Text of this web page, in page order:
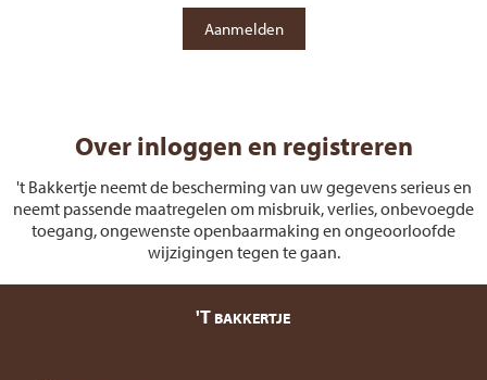
Over inloggen en registreren
't Bakkertje neemt de bescherming van uw gegevens serieus en
neemt passende maatregelen om misbruik, verlies, onbevoegde
toegang, ongewenste openbaarmaking en ongeoorloofde
wijzigingen tegen te gaan.
'T BAKKERTJE